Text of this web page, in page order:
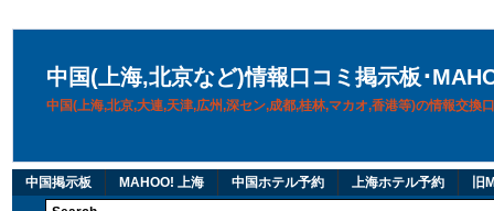
中国(上海,北京など)情報口コミ掲示板･
中国(上海,北京,大連,天津,広州,深セン,成都,桂林,マカオ,香港等)の情報交換
中国掲示板 MAHOO! 上海 中国ホテル予約 上海ホテル予約 旧